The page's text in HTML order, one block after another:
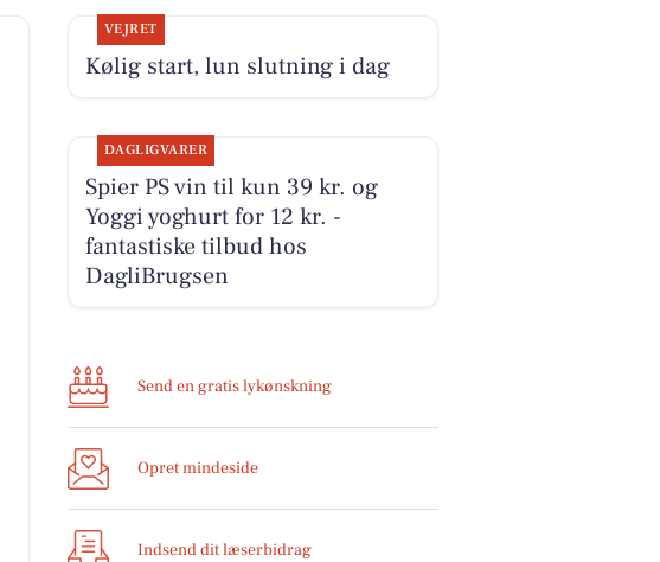
VEJRET
Kølig start, lun slutning i dag
DAGLIGVARER
Spier PS vin til kun 39 kr. og
Yoggi yoghurt for 12 kr. -
fantastiske tilbud hos
DagliBrugsen
Send en gratis lykønskning
Opret mindeside
Indsend dit læserbidrag